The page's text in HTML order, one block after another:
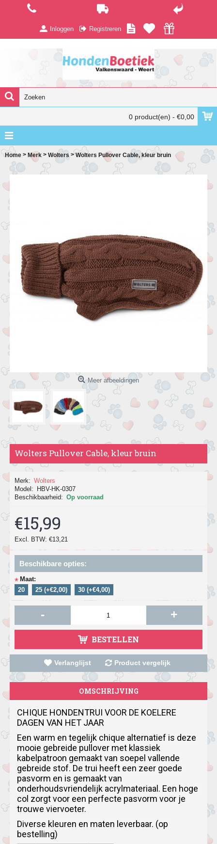
Inloggen Registreren
0 product(en) - €0,00
Home > Merk > Wolters >Wolters Pullover Cable, kleur bruin
Meer afbeeldingen
Wolters Pullover Cable, kleur bruin
Merk: Wolters
Model:
HBV-HK-0307
Beschikbaarheid: Op voorraad
€15,99
Excl. BTW: €13,21
Beschikbare opties:
* Maat:
20
25 (+€2,00) 30 (+€4,00)
- +
BESTELLEN
Verlanglijst Product vergelijk
OMSCHRIJVING
CHIQUE HONDENTRUI VOOR DE KOELERE
DAGEN VAN HET JAAR
Een warm en tegelijk chique alternatief is deze
mooie gebreide pullover met klassiek
kabelpatroon gemaakt van soepel vallende
gebreide stof. De trui heeft een zeer goede
pasvorm en is gemaakt van
onderhoudsvriendelijk acrylmateriaal. Een hoge
col zorgt voor een perfecte pasvorm voor je
trouwe viervoeter.
Diverse kleuren en maten leverbaar. (op
bestelling)